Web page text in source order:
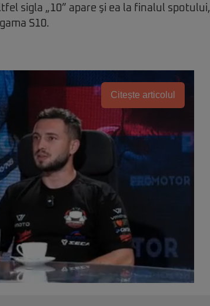
sigla „10” apare şi ea la finalul spotului,
S10.
Citește articolul